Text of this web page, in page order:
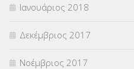
Ιανουάριος 2018
Δεκέμβριος 2017
Νοέμβριος 2017